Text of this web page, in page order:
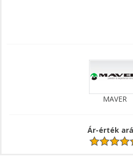
MAVER
Ár-érték